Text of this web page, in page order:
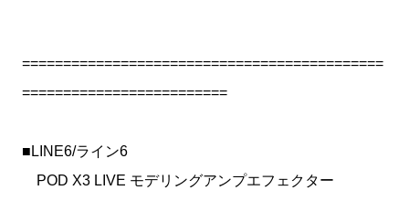
============================================
=========================
■LINE6/ライン6
POD X3 LIVE モデリングアンプエフェクター